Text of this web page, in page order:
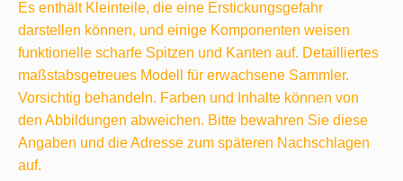
Es enthält Kleinteile, die eine Erstickungsgefahr
darstellen können, und einige Komponenten weisen
funktionelle scharfe Spitzen und Kanten auf. Detailliertes
maßstabsgetreues Modell für erwachsene Sammler.
Vorsichtig behandeln. Farben und Inhalte können von
den Abbildungen abweichen. Bitte bewahren Sie diese
Angaben und die Adresse zum späteren Nachschlagen
auf.